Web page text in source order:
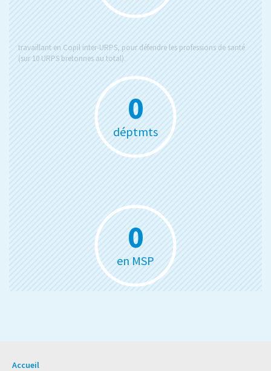
travaillant en Copil inter-URPS, pour défendre les professions de santé
(sur 10 URPS bretonnes au total).
0
déptmts
0
en MSP
Accueil